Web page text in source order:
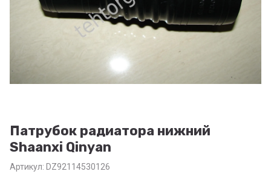
Патрубок радиатора нижний
Shaanxi Qinyan
Артикул: DZ92114530126